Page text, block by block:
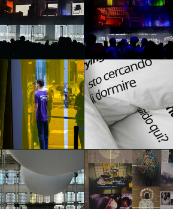
1st (First)
Yvonne Russo
1st (First)
Yvonne Russo
1st (First)
Riccardo Zinelli
1st (First)
Federica Zane